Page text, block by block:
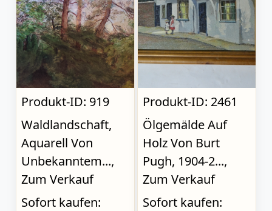
Produkt-ID: 919
Waldlandschaft,
Aquarell Von
Unbekanntem...,
Zum Verkauf
Sofort kaufen:
Produkt-ID: 2461
Ölgemälde Auf
Holz Von Burt
Pugh, 1904-2...,
Zum Verkauf
Sofort kaufen: